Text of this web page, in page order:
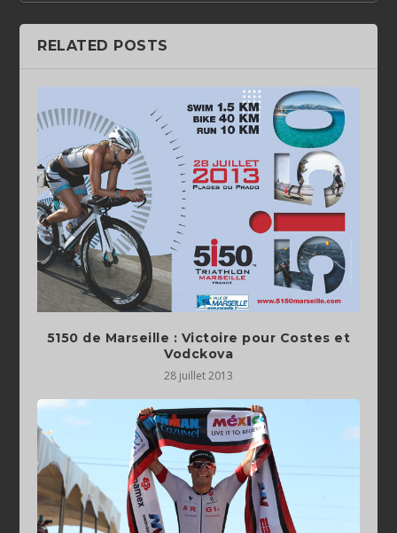
RELATED POSTS
5150 de Marseille : Victoire pour Costes et
Vodckova
28 juillet 2013